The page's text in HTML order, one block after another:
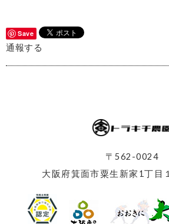
Save
通報する
〒562-0024
大阪府箕面市粟生新家1丁目